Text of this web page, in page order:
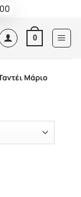
0
Μάριο